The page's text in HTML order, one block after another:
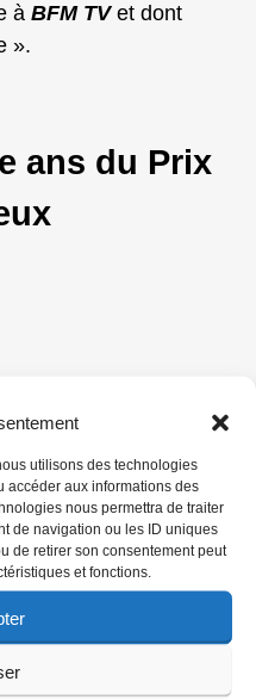
utilisons des technologies
accéder aux informations des
nous permettra de traiter
de navigation ou les ID uniques
de retirer son consentement peut
et fonctions.
à BFM TVet dont
».
ans du Prix
de son 30ème
d’exister. Comme
maire de Bayeux
en